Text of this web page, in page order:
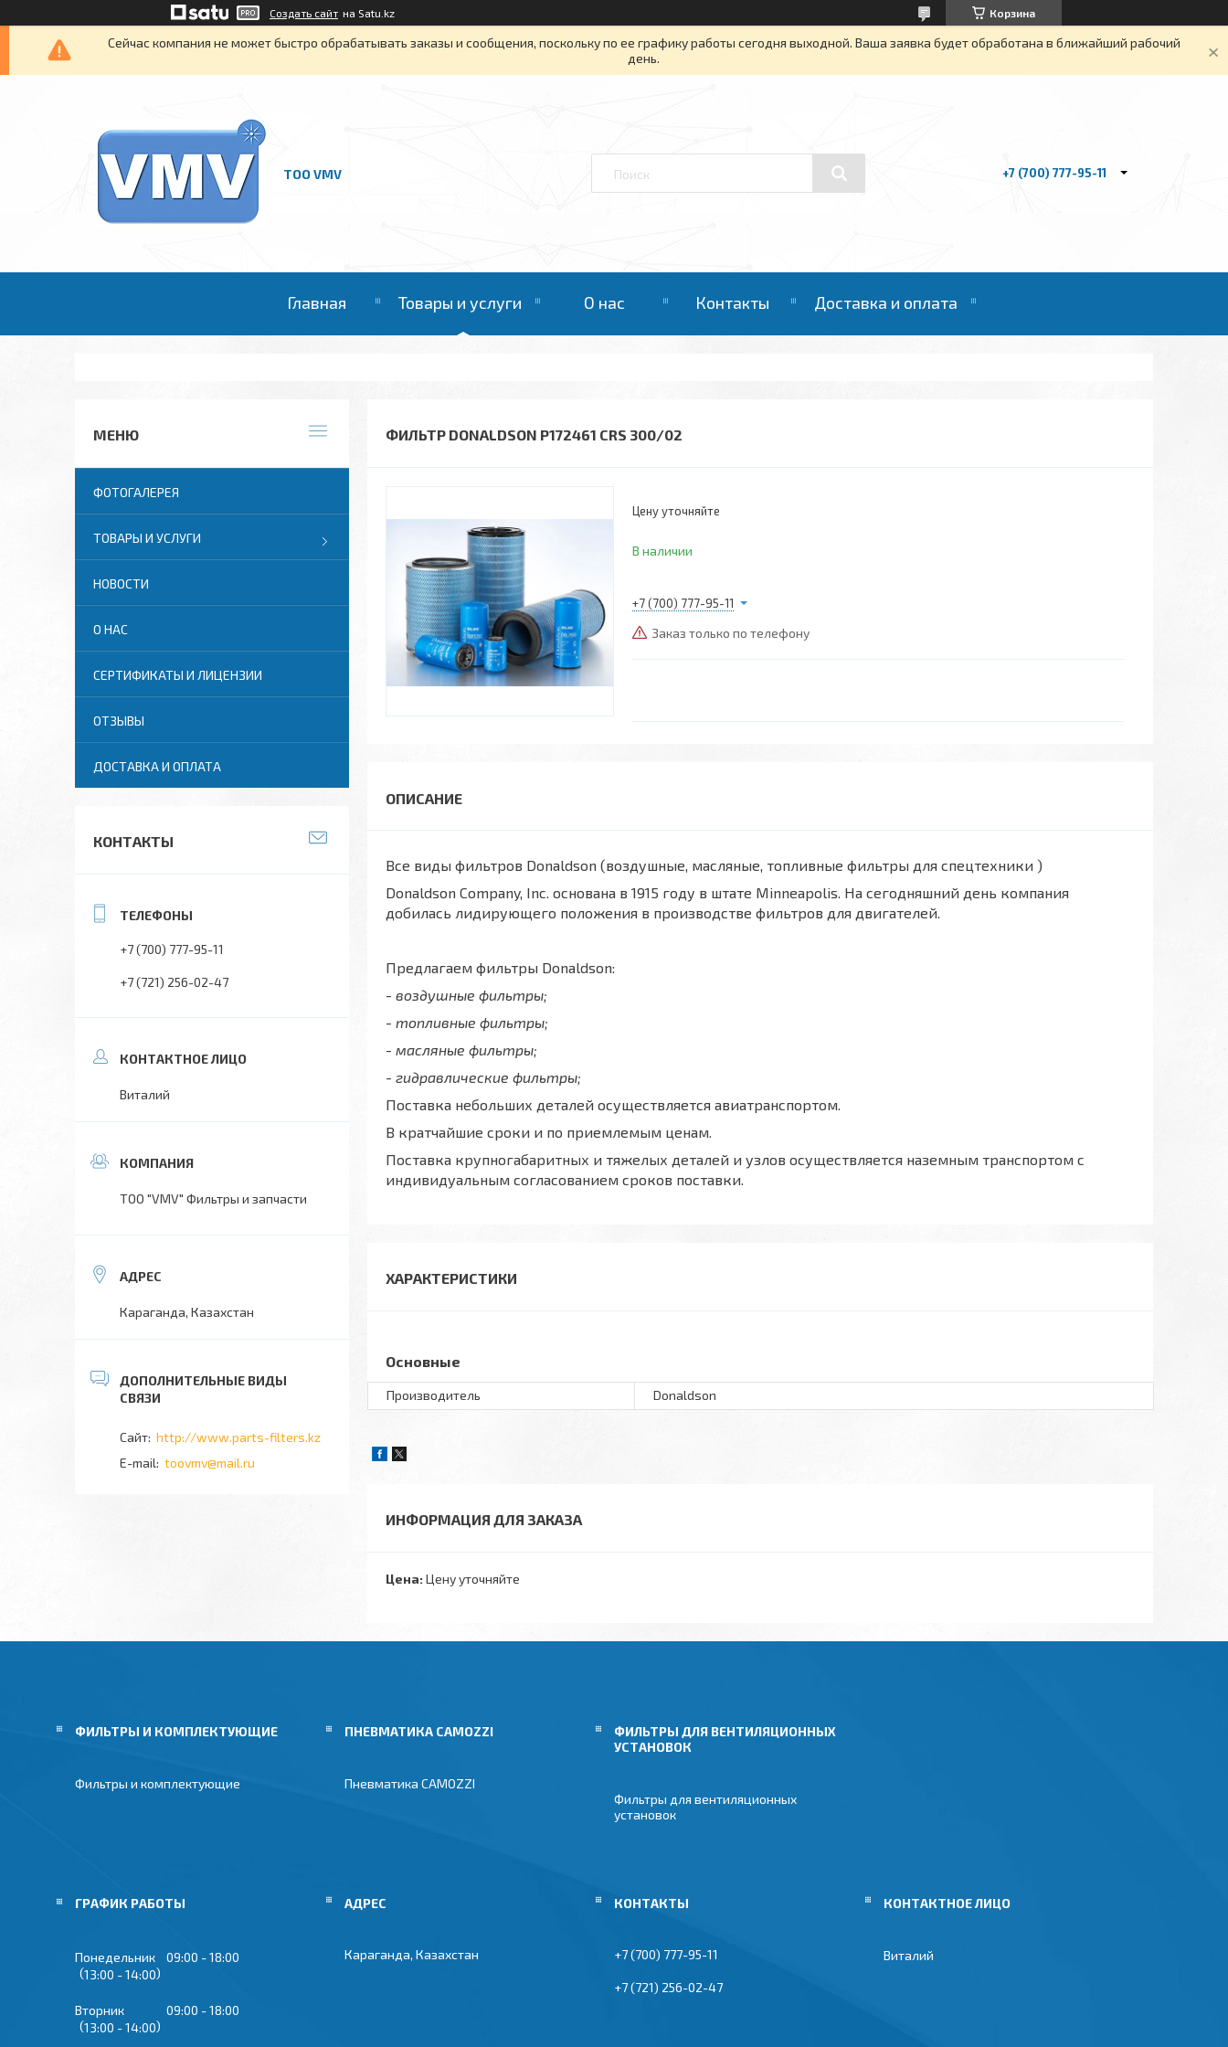
Создать сайт на Satu.kz Корзина
Сейчас компания не может быстро обрабатывать заказы и сообщения, поскольку по ее графику работы сегодня выходной. Ваша заявка будет обработана в ближайший рабочий
день.
ТОО VMV +7 (700) 777-95-11
Главная Товары и услуги О нас Контакты Доставка и оплата
ФИЛЬТР DONALDSON P172461 CRS 300/02
Цену уточняйте
В наличии
+7 (700) 777-95-11
Заказ только по телефону
Все виды фильтров Donaldson (воздушные, масляные, топливные фильтры для спецтехники )
Donaldson Company, Inc. основана в 1915 году в штате Minneapolis. На сегодняшний день компания
добилась лидирующего положения в производстве фильтров для двигателей.
Предлагаем фильтры Donaldson:
- воздушные фильтры;
- топливные фильтры;
- масляные фильтры;
- гидравлические фильтры;
Поставка небольших деталей осуществляется авиатранспортом.
В кратчайшие сроки и по приемлемым ценам.
Поставка крупногабаритных и тяжелых деталей и узлов осуществляется наземным транспортом с
индивидуальным согласованием сроков поставки.
ХАРАКТЕРИСТИКИ
Основные
Производитель Donaldson
ИНФОРМАЦИЯ ДЛЯ ЗАКАЗА
Цена: Цену уточняйте
ФОТОГАЛЕРЕЯ
ТОВАРЫ И УСЛУГИ
НОВОСТИ
О НАС
СЕРТИФИКАТЫ И ЛИЦЕНЗИИ
ОТЗЫВЫ
ДОСТАВКА И ОПЛАТА
КОНТАКТЫ
+7 (700) 777-95-11
+7 (721) 256-02-47
Виталий
ТОО "VMV" Фильтры и запчасти
Караганда, Казахстан
http://www.parts-filters.kz
toovmv@mail.ru
ФИЛЬТРЫ И КОМПЛЕКТУЮЩИЕ
Фильтры и комплектующие
ПНЕВМАТИКА CAMOZZI
Пневматика CAMOZZI
ФИЛЬТРЫ ДЛЯ ВЕНТИЛЯЦИОННЫХ
УСТАНОВОК
Фильтры для вентиляционных
установок
ГРАФИК РАБОТЫ
Понедельник 09:00
18:00
13:00
14:00
Вторник 09:00
18:00
13:00
14:00
Караганда, Казахстан +7 (700) 777-95-11
+7 (721) 256-02-47
Виталий